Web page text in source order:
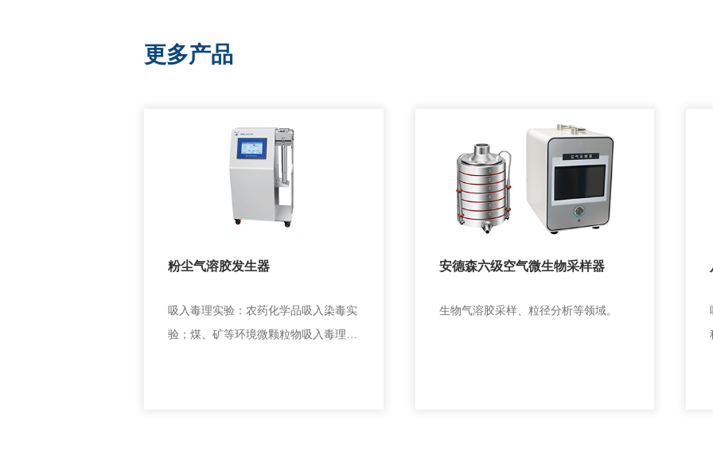
更多产品
粉尘气溶胶发生器
吸入毒理实验：农药化学品吸入染毒实
验；煤、矿等环境微颗粒物吸入毒理实
安德森六级空气微生物采样器
生物气溶胶采样、粒径分析等领域。